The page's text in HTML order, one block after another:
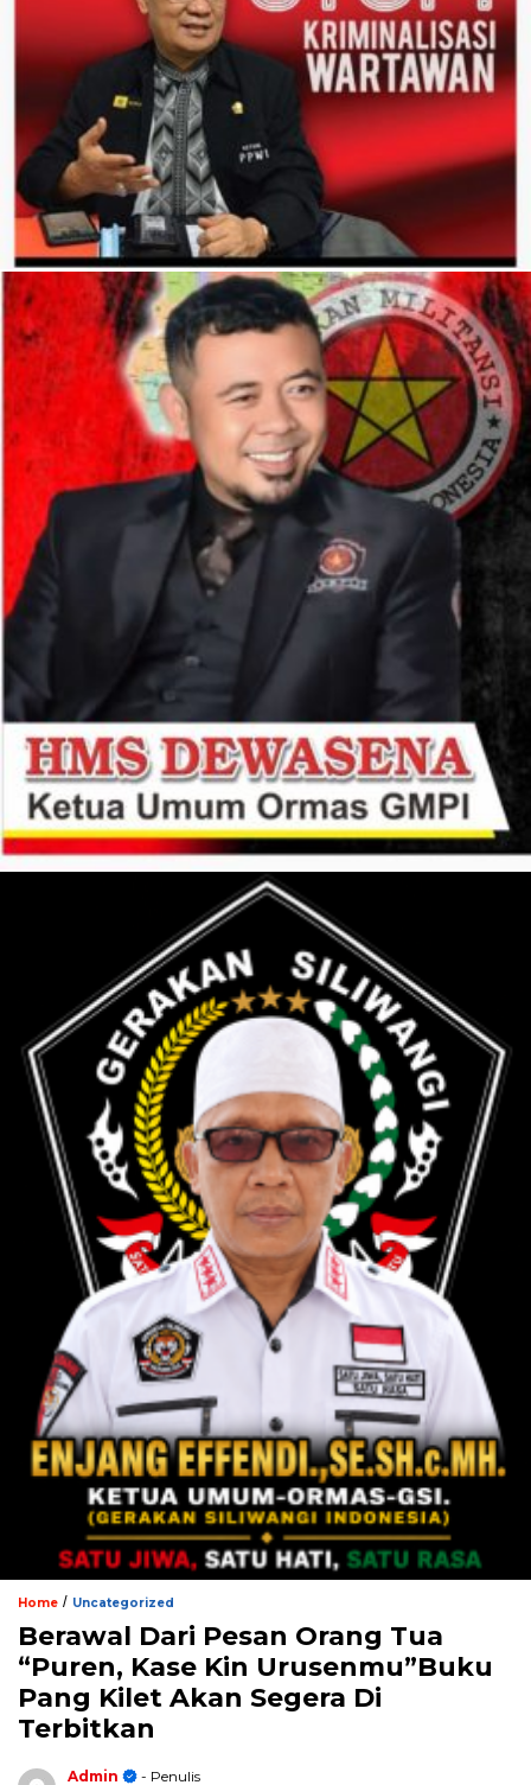
Home / Uncategorized
Berawal Dari Pesan Orang Tua
“Puren, Kase Kin Urusenmu”Buku
Pang Kilet Akan Segera Di
Terbitkan
Admin - Penulis